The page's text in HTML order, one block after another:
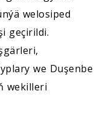
welosiped
geçirildi.
we Duşenbe
wekilleri